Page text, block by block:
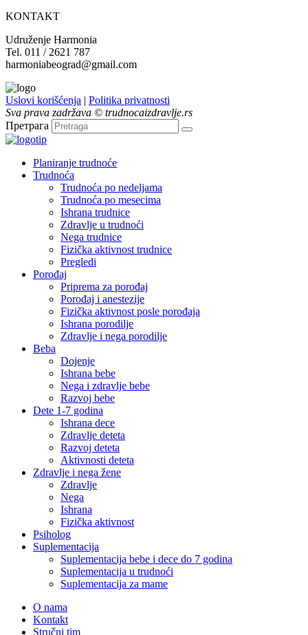
KONTAKT
Udruženje Harmonia
Tel. 011 / 2621 787
harmoniabeograd@gmail.com
Uslovi korišćenja
Politika privatnosti
Sva prava zadržava © trudnocaizdravlje.rs
Претрага
Planiranje trudnoće
Trudnoća
Trudnoća po nedeljama
Trudnoća po mesecima
Ishrana trudnice
Zdravlje u trudnoći
Nega trudnice
Fizička aktivnost trudnice
Pregledi
Porođaj
Priprema za porođaj
Porođaj i anestezije
Fizička aktivnost posle porođaja
Ishrana porodilje
Zdravlje i nega porodilje
Beba
Dojenje
Ishrana bebe
Nega i zdravlje bebe
Razvoj bebe
Dete 1-7 godina
Ishrana dece
Zdravlje deteta
Razvoj deteta
Aktivnosti deteta
Zdravlje i nega žene
Zdravlje
Nega
Ishrana
Fizička aktivnost
Psiholog
Suplementacija
Suplementacija bebe i dece do 7 godina
Suplementacija u trudnoći
Suplementacija za mame
O nama
Kontakt
Stručni tim